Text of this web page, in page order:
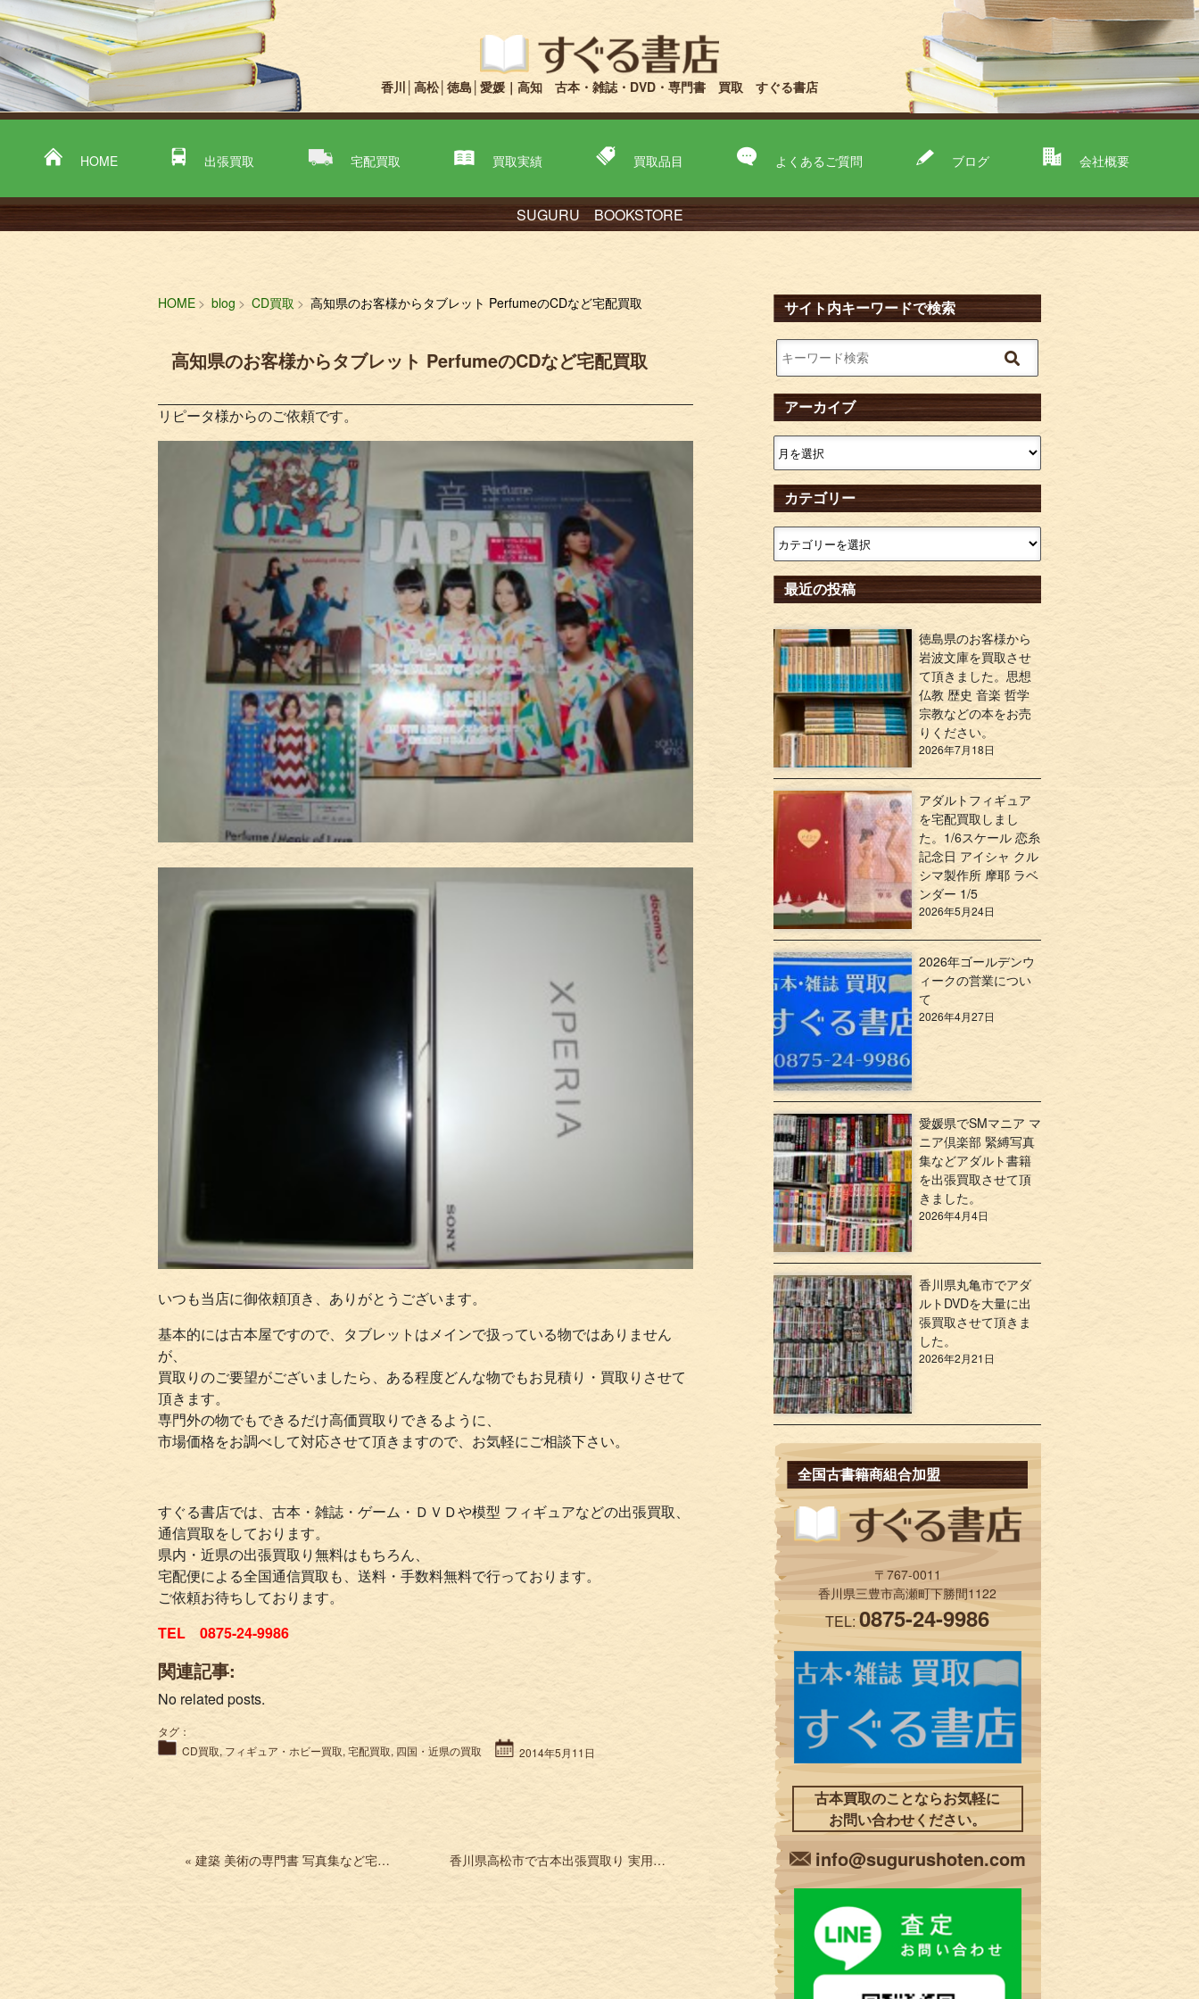
香川│高松│徳島│愛媛｜高知 古本・雑誌・DVD・専門書 買取 すぐる書店
HOME 出張買取 宅配買取 買取実績 買取品目 よくあるご質問 ブログ 会社概要
SUGURU BOOKSTORE
HOME blog CD買取 高知県のお客様からタブレット PerfumeのCDなど宅配買取
高知県のお客様からタブレット PerfumeのCDなど宅配買取
リピータ様からのご依頼です。
いつも当店に御依頼頂き、ありがとうございます。
基本的には古本屋ですので、タブレットはメインで扱っている物ではありません
が、
買取りのご要望がございましたら、ある程度どんな物でもお見積り・買取りさせて
頂きます。
専門外の物でもできるだけ高価買取りできるように、
市場価格をお調べして対応させて頂きますので、お気軽にご相談下さい。
すぐる書店では、古本・雑誌・ゲーム・ＤＶＤや模型 フィギュアなどの出張買取、
通信買取をしております。
県内・近県の出張買取り無料はもちろん、
宅配便による全国通信買取も、送料・手数料無料で行っております。
ご依頼お待ちしております。
TEL 0875-24-9986
関連記事:
No related posts.
タグ：
CD買取, フィギュア・ホビー買取, 宅配買取, 四国・近県の買取 2014年5月11日
« 建築 美術の専門書 写真集など宅配買取 香川県高松市で古本出張買取り 実用書 ビジネス書など »
サイト内キーワードで検索
アーカイブ
カテゴリー
最近の投稿
徳島県のお客様から
岩波文庫を買取させ
て頂きました。思想
仏教 歴史 音楽 哲学
宗教などの本をお売
りください。
2026年7月18日
アダルトフィギュア
を宅配買取しまし
た。1/6スケール 恋糸
記念日 アイシャ クル
シマ製作所 摩耶 ラベ
ンダー 1/5
2026年5月24日
2026年ゴールデンウ
ィークの営業につい
て
2026年4月27日
愛媛県でSMマニア マ
ニア倶楽部 緊縛写真
集などアダルト書籍
を出張買取させて頂
きました。
2026年4月4日
香川県丸亀市でアダ
ルトDVDを大量に出
張買取させて頂きま
した。
2026年2月21日
全国古書籍商組合加盟
〒767-0011
香川県三豊市高瀬町下勝間1122
TEL:0875-24-9986
古本買取のことならお気軽に
お問い合わせください。
info@sugurushoten.com